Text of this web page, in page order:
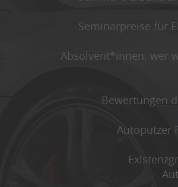
Seminarpreise für
Absolvent*innen: wer
Bewertungen
Autoputzer